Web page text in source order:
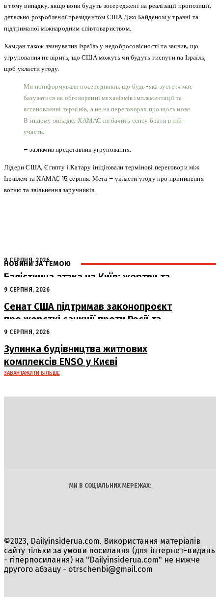
в тому випадку, якщо вони будуть зосереджені на реалізації пропозиції,
детально розробленої президентом США Джо Байденом у травні та
підтриманої міжнародним співтовариством.
Хамдан також звинуватив Ізраїль у недобросовісності та заявив, що
угруповання не вірить, що США можуть чи будуть тиснути на Ізраїль,
щоб укласти угоду.
Ми поінформували посередників, що будь-яка зустріч має
базуватися на обговоренні механізмів імплементації та
встановленні термінів, а не на переговорах про щось нове.
В іншому випадку ХАМАС не бачить сенсу брати в ній
участь,
– зазначив представник угруповання.
Лідери США, Єгипту і Катару ініціювали термінові переговори між
Ізраїлем та ХАМАС 15 серпня. Мета – укласти угоду про припинення
вогню та звільнення заручників.
НОВИНИ ЗА ТЕМОЮ
9 СЕРПНЯ, 2026
Балістична атака на Київ: жертви та
руйнування
9 СЕРПНЯ, 2026
Сенат США підтримав законопроєкт
про жорсткі санкції проти Росії та
Ірану
9 СЕРПНЯ, 2026
Зупинка будівництва житлових
комплексів ENSO у Києві
ЗАВАНТАЖИТИ БІЛЬШЕ
МИ В СОЦІАЛЬНИХ МЕРЕЖАХ:
©2023, Dailyinsiderua.com. Використання матеріалів
сайту тільки за умови посилання (для інтернет-видань
- гіперпосилання) на "Dailyinsiderua.com" не нижче
другого абзацу - otrschenbi@gmail.com